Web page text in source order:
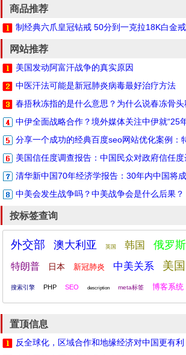
商品推荐
制经典六爪皇冠钻戒 50分到一克拉18K白金
网站推荐
美国发动阿富汗战争的真实原因
中医汗法可能是新冠肺炎病毒最好治疗方法
春捂秋冻指的是什么意思？为什么说春冻骨
中伊全面战略合作？境外媒体关注中伊就“25
分享一个成功的经典百度seo网站优化案例：
美国信任度调查报告：中国民众对政府信任
清华新中国70年经济学报告：30年内中国将
中美会发生战争吗？中美战争会是什么后果？
按标签查询
外交部 澳大利亚 英国 韩国 俄罗斯
特朗普 日本 新冠肺炎 中美关系 美国
搜索引擎 PHP SEO description meta标签 博客系统
置顶信息
反全球化，区域合作和地缘经济对中国更有利